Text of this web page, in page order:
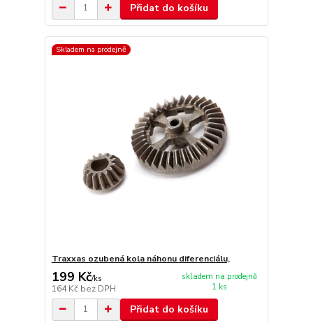
Přidat do košíku
Skladem na prodejně
Traxxas ozubená kola náhonu diferenciálu,
199 Kč/ks
164 Kč bez DPH
skladem na prodejně
1 ks
Přidat do košíku